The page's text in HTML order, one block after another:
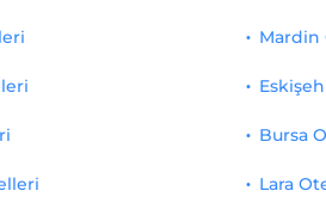
Mardin
Bursa
Lara